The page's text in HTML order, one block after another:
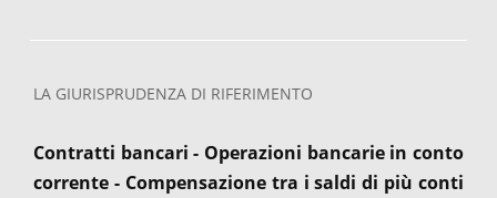
LA GIURISPRUDENZA DI RIFERIMENTO
Contratti bancari - Operazioni bancarie in conto
corrente - Compensazione tra i saldi di più conti